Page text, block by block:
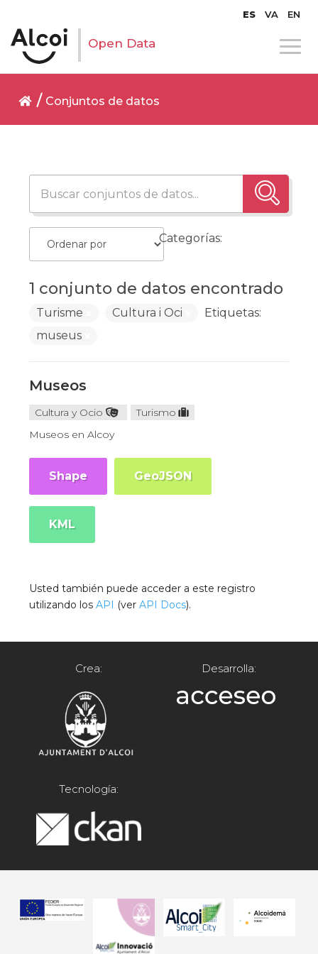
ES VA EN
Open Data
Conjuntos de datos
1 conjunto de datos encontrado
Categorías:
Turisme Cultura i Oci
Etiquetas:
museus
Museos
Cultura y Ocio
Turismo
Museos en Alcoy
Shape GeoJSON
KML
Usted también puede acceder a este registro
utilizando losAPI (verAPI Docs).
Crea: Desarrolla:
Tecnología: